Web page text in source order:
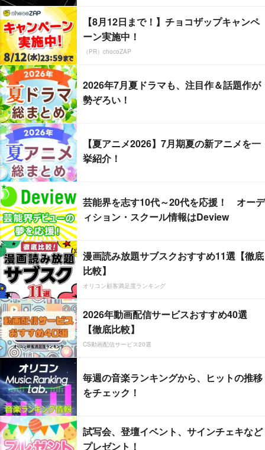
【8月12日まで！】チョコザップキャンペ
ーン実施中！
（PR）chocoZAP
2026年7月夏ドラマも、注目作＆話題作が
勢ぞろい！
【夏アニメ2026】7月期夏の新アニメを一
挙紹介！
芸能界を志す10代～20代を応援！ オーデ
ィション・スクール情報はDeview
漫画読み放題サブスクおすすめ11選【徹底
比較】
オリコン顧客満足度ランキング
2026年動画配信サービスおすすめ40選
【徹底比較】
CS動画配信サービス20選
毎週の音楽ランキングから、ヒットの推移
をチェック！
試写会、登壇イベント、サインチェキなど
プレゼント！